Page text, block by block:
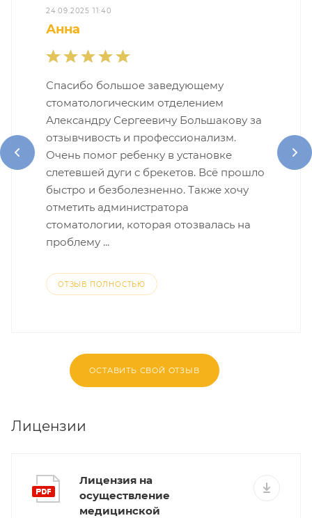
24.09.2025 11:40
Анна
Спасибо большое заведующему
стоматологическим отделением
Александру Сергеевичу Большакову за
отзывчивость и профессионализм.
Очень помог ребенку в установке
слетевшей дуги с брекетов. Всё прошло
быстро и безболезненно. Также хочу
отметить администратора
стоматологии, которая отозвалась на
проблему ...
ОТЗЫВ ПОЛНОСТЬЮ
ОСТАВИТЬ СВОЙ ОТЗЫВ
Лицензии
Лицензия на
осуществление
медицинской